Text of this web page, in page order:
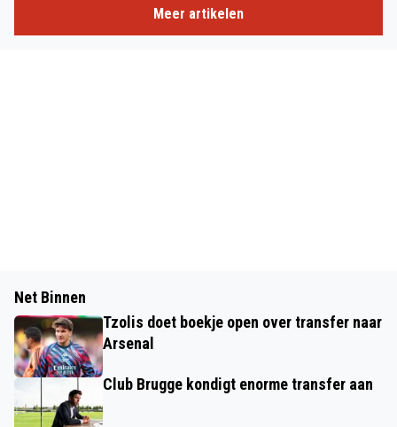
Meer artikelen
Net Binnen
Tzolis doet boekje open over transfer naar
Arsenal
Club Brugge kondigt enorme transfer aan